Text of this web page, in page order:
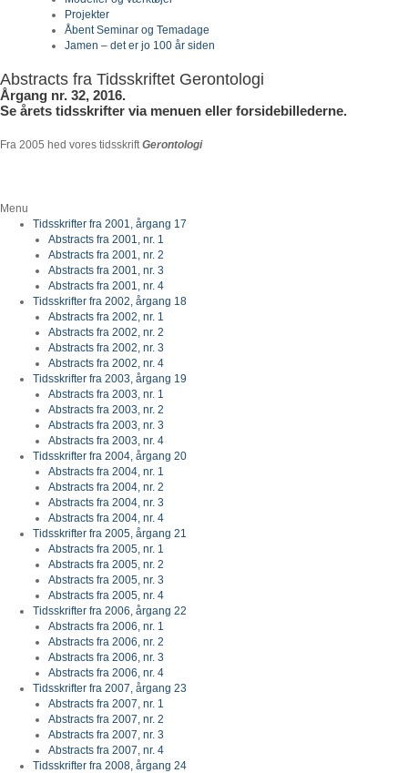
Projekter
Åbent Seminar og Temadage
Jamen – det er jo 100 år siden
Abstracts fra Tidsskriftet Gerontologi
Årgang nr. 32, 2016.
Se årets tidsskrifter via menuen eller forsidebillederne.
Fra 2005 hed vores tidsskriftGerontologi
Menu
Tidsskrifter fra 2001, årgang 17
Abstracts fra 2001, nr. 1
Abstracts fra 2001, nr. 2
Abstracts fra 2001, nr. 3
Abstracts fra 2001, nr. 4
Tidsskrifter fra 2002, årgang 18
Abstracts fra 2002, nr. 1
Abstracts fra 2002, nr. 2
Abstracts fra 2002, nr. 3
Abstracts fra 2002, nr. 4
Tidsskrifter fra 2003, årgang 19
Abstracts fra 2003, nr. 1
Abstracts fra 2003, nr. 2
Abstracts fra 2003, nr. 3
Abstracts fra 2003, nr. 4
Tidsskrifter fra 2004, årgang 20
Abstracts fra 2004, nr. 1
Abstracts fra 2004, nr. 2
Abstracts fra 2004, nr. 3
Abstracts fra 2004, nr. 4
Tidsskrifter fra 2005, årgang 21
Abstracts fra 2005, nr. 1
Abstracts fra 2005, nr. 2
Abstracts fra 2005, nr. 3
Abstracts fra 2005, nr. 4
Tidsskrifter fra 2006, årgang 22
Abstracts fra 2006, nr. 1
Abstracts fra 2006, nr. 2
Abstracts fra 2006, nr. 3
Abstracts fra 2006, nr. 4
Tidsskrifter fra 2007, årgang 23
Abstracts fra 2007, nr. 1
Abstracts fra 2007, nr. 2
Abstracts fra 2007, nr. 3
Abstracts fra 2007, nr. 4
Tidsskrifter fra 2008, årgang 24